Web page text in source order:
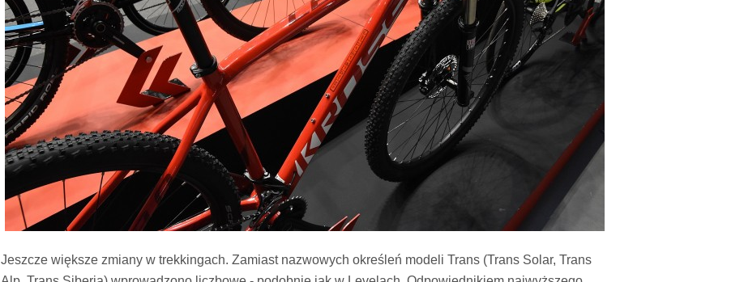
Jeszcze większe zmiany w trekkingach. Zamiast nazwowych określeń modeli Trans (Trans Solar, Trans